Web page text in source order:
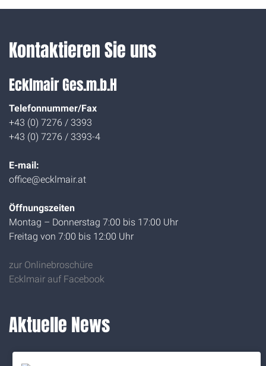
Kontaktieren Sie uns
Ecklmair Ges.m.b.H
Telefonnummer/Fax
+43 (0) 7276 / 3393
+43 (0) 7276 / 3393-4
E-mail:
office@ecklmair.at
Öffnungszeiten
Montag – Donnerstag 7:00 bis 17:00 Uhr
Freitag von 7:00 bis 12:00 Uhr
zur Onlinebroschüre
Ecklmair auf Facebook
Aktuelle News